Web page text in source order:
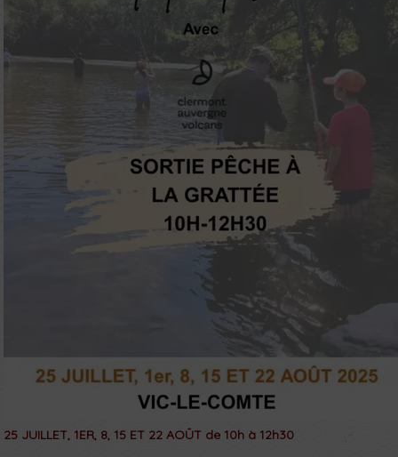
25 JUILLET, 1ER, 8, 15 ET 22 AOÛT de 10h à 12h30